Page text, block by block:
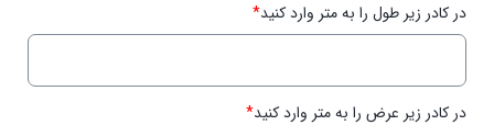
در کادر زیر طول را به متر وارد کنید*
در کادر زیر عرض را به متر وارد کنید*